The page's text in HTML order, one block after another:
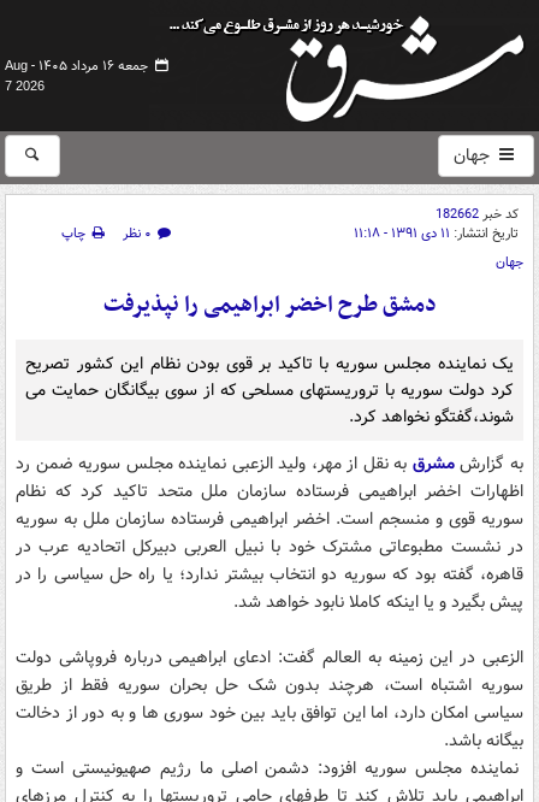
جمعه ۱۶ مرداد ۱۴۰۵ -
Aug
7 2026
جهان
کد خبر182662
تاریخ انتشار: ۱۱ دی ۱۳۹۱ - ۱۱:۱۸ ۰ نظر
چاپ
جهان
دمشق طرح اخضر ابراهیمی را نپذیرفت
یک نماینده مجلس سوریه با تاکید بر قوی بودن نظام این کشور تصریح
کرد دولت سوریه با تروریستهای مسلحی که از سوی بیگانگان حمایت می
شوند،گفتگو نخواهد کرد.
به گزارشمشرق به نقل از مهر، ولید الزعبی نماینده مجلس سوریه ضمن رد
اظهارات اخضر ابراهیمی فرستاده سازمان ملل متحد تاکید کرد که نظام
سوریه قوی و منسجم است. اخضر ابراهیمی فرستاده سازمان ملل به سوریه
در نشست مطبوعاتی مشترک خود با نبیل العربی دبیرکل اتحادیه عرب در
قاهره، گفته بود که سوریه دو انتخاب بیشتر ندارد؛ یا راه حل سیاسی را در
پیش بگیرد و یا اینکه کاملا نابود خواهد شد.
الزعبی در این زمینه به العالم گفت: ادعای ابراهیمی درباره فروپاشی دولت
سوریه اشتباه است، هرچند بدون شک حل بحران سوریه فقط از طریق
سیاسی امکان دارد، اما این توافق باید بین خود سوری ها و به دور از دخالت
بیگانه باشد.
نماینده مجلس سوریه افزود: دشمن اصلی ما رژیم صهیونیستی است و
ابراهیمی باید تلاش کند تا طرفهای حامی تروریستها را به کنترل مرزهای